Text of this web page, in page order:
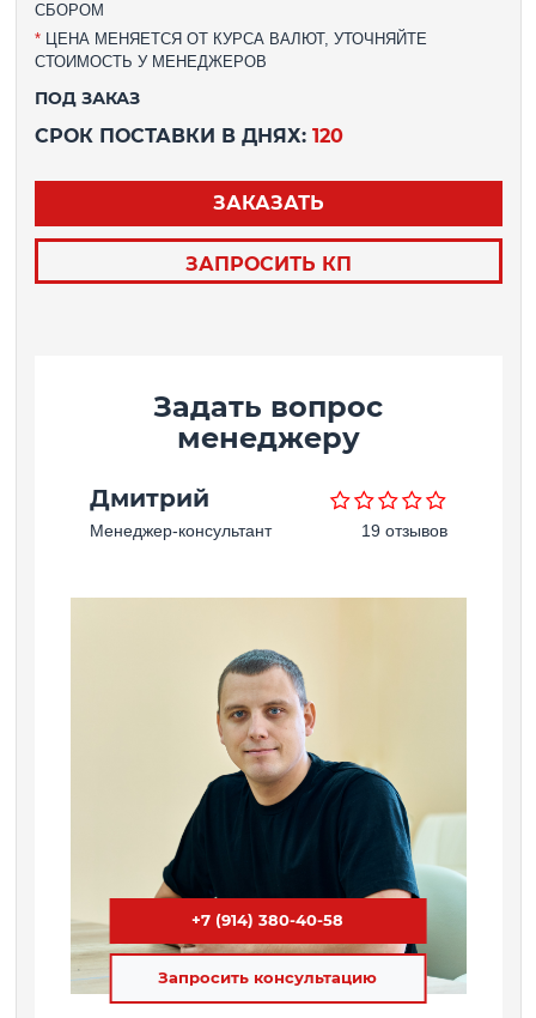
СБОРОМ
*ЦЕНА МЕНЯЕТСЯ ОТ КУРСА ВАЛЮТ, УТОЧНЯЙТЕ
СТОИМОСТЬ У МЕНЕДЖЕРОВ
ПОД ЗАКАЗ
СРОК ПОСТАВКИ В ДНЯХ: 120
ЗАКАЗАТЬ
ЗАПРОСИТЬ КП
Задать вопрос
менеджеру
Дмитрий
Менеджер-консультант 19 отзывов
+7 (914) 380-40-58
Запросить консультацию